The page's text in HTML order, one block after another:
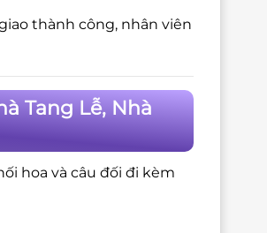
thành công, nhân viên
Tang Lễ, Nhà
hoa và câu đối đi kèm